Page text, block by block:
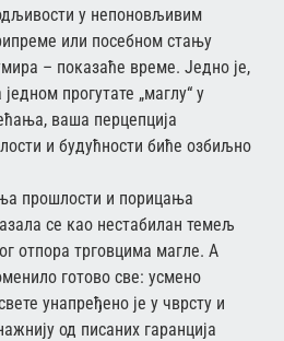
у непоновљивим
или посебном стању
– показаће време. Једно је,
прогутате „маглу“ у
ваша перцепција
и будућности биће озбиљно
прошлости и порицања
се као нестабилан темељ
отпора трговцима магле. А
готово све: усмено
унапређено је у чврсту и
од писаних гаранција